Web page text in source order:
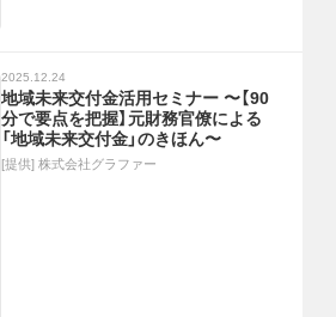
2025.12.24
地域未来交付金活用セミナー 〜【90
分で要点を把握】元財務官僚による
「地域未来交付金」のきほん〜
[提供] 株式会社グラファー